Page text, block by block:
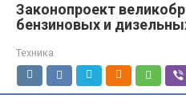
Законопроект
бензиновых и
Техника